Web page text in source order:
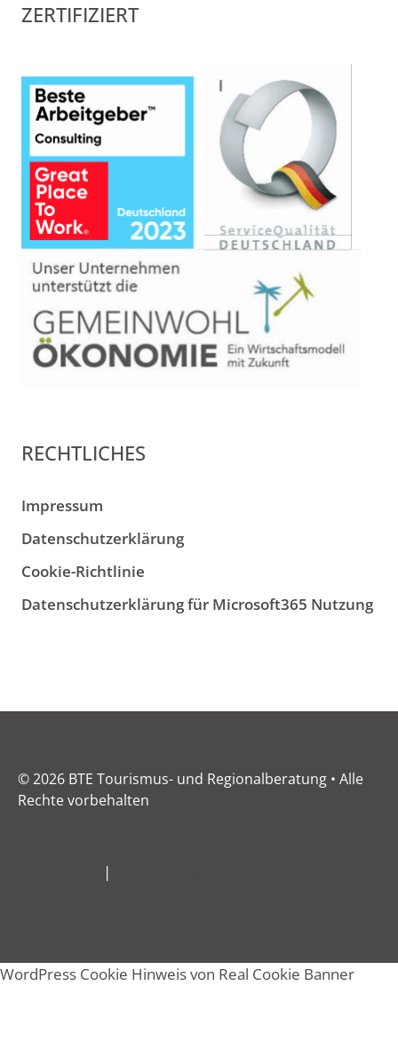
ZERTIFIZIERT
RECHTLICHES
Impressum
Datenschutzerklärung
Cookie-Richtlinie
Datenschutzerklärung für Microsoft365 Nutzung
© 2026 BTE Tourismus- und Regionalberatung • Alle
Rechte vorbehalten
|
WordPress Cookie Hinweis von Real Cookie Banner